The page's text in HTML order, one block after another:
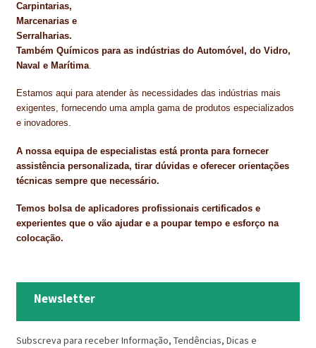
Carpintarias,
Marcenarias e
Serralharias.
Também Químicos para as indústrias do Automóvel, do Vidro,
Naval e Marítima.
Estamos aqui para atender às necessidades das indústrias mais
exigentes, fornecendo uma ampla gama de produtos especializados
e inovadores.
A nossa equipa de especialistas está pronta para fornecer
assistência personalizada, tirar dúvidas e oferecer orientações
técnicas sempre que necessário.
Temos bolsa de aplicadores profissionais certificados e
experientes que o vão ajudar e a poupar tempo e esforço na
colocação.
Newsletter
Subscreva para receber Informação, Tendências, Dicas e